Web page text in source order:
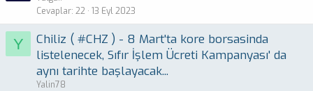
Cevaplar 22 13 Eyl 2023
Y
Chiliz ( #CHZ ) - 8 Mart'ta kore borsasinda
listelenecek, Sıfır İşlem Ücreti Kampanyası' da
aynı tarihte başlayacak...
Yalin78